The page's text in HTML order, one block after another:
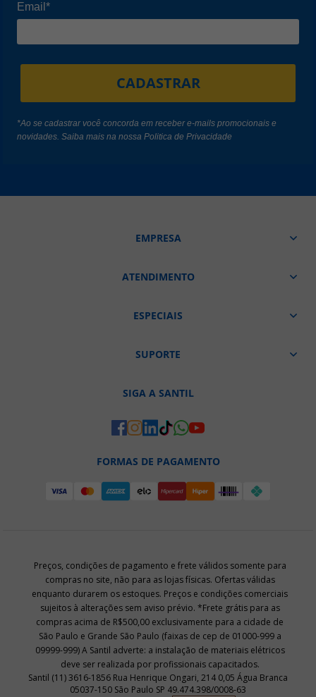
Email*
CADASTRAR
*Ao se cadastrar você concorda em receber e-mails promocionais e
novidades. Saiba mais na nossaPolitica de Privacidade
EMPRESA
ATENDIMENTO
ESPECIAIS
SUPORTE
SIGA A SANTIL
FORMAS DE PAGAMENTO
Santil (11) 3616-1856 Rua Henrique Ongari, 214 0,05 Água Branca
05037-150 São Paulo SP 49.474.398/0008-63
Preços, condições de pagamento e frete válidos somente para
compras no site, não para as lojas físicas. Ofertas válidas
enquanto durarem os estoques. Preços e condições comerciais
sujeitos à alterações sem aviso prévio. *Frete grátis para as
compras acima de R$500,00 exclusivamente para a cidade de
São Paulo e Grande São Paulo (faixas de cep de 01000-999 a
09999-999) A Santil adverte: a instalação de materiais elétricos
deve ser realizada por profissionais capacitados.